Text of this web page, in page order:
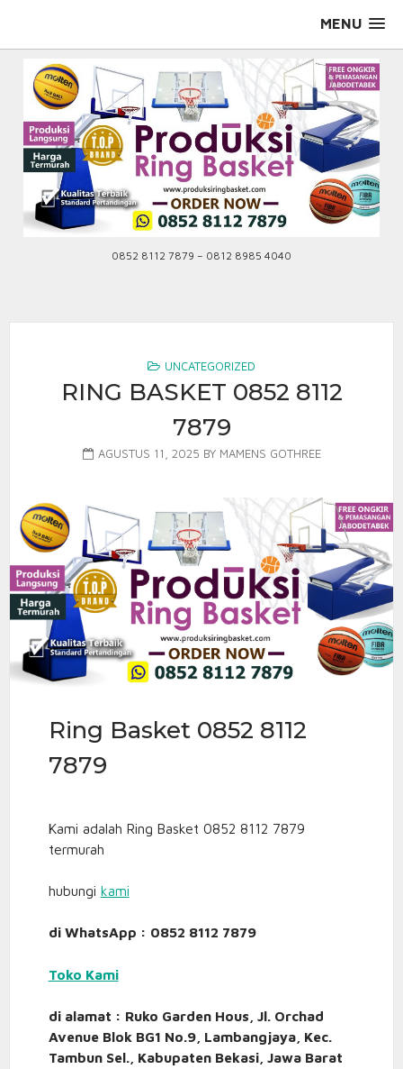
MENU
0852 8112 7879 – 0812 8985 4040
UNCATEGORIZED
RING BASKET 0852 8112
7879
AGUSTUS 11, 2025 BY MAMENS GOTHREE
Ring Basket 0852 8112
7879
Kami adalah Ring Basket 0852 8112 7879
termurah
hubungi kami
di WhatsApp : 0852 8112 7879
Toko Kami
di alamat : Ruko Garden Hous, Jl. Orchad
Avenue Blok BG1 No.9, Lambangjaya, Kec.
Tambun Sel., Kabupaten Bekasi, Jawa Barat